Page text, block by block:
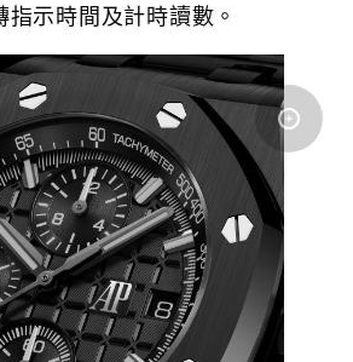
示時間及計時讀數。